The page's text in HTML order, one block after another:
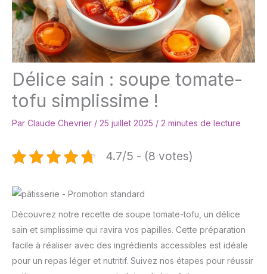
Délice sain : soupe tomate-
tofu simplissime !
Par Claude Chevrier / 25 juillet 2025 / 2 minutes de lecture
4.7/5 - (8 votes)
Découvrez notre recette de soupe tomate-tofu, un délice
sain et simplissime qui ravira vos papilles. Cette préparation
facile à réaliser avec des ingrédients accessibles est idéale
pour un repas léger et nutritif. Suivez nos étapes pour réussir